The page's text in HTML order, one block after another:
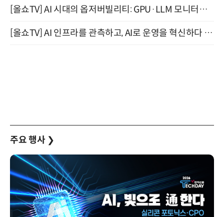
[올쇼TV] AI 시대의 옵저버빌리티: GPU·LLM 모니터링부터 AI 기반 장애 대응까지 (8/11 생방송)
[올쇼TV] AI 인프라를 관측하고, AI로 운영을 혁신하다 (8월 11일 생방송)
주요 행사 ❯